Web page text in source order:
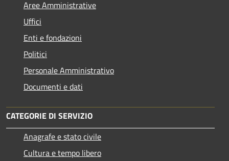
Aree Amministrative
Uffici
Enti e fondazioni
Politici
Personale Amministrativo
Documenti e dati
CATEGORIE DI SERVIZIO
Anagrafe e stato civile
Cultura e tempo libero